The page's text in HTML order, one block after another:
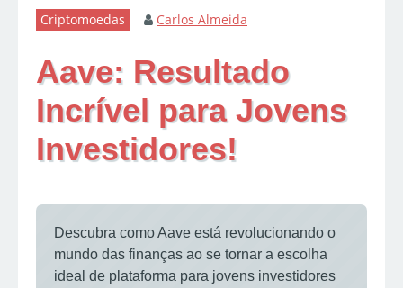
Criptomoedas Carlos Almeida
Aave: Resultado
Incrível para Jovens
Investidores!
Descubra como Aave está revolucionando o
mundo das finanças ao se tornar a escolha
ideal de plataforma para jovens investidores